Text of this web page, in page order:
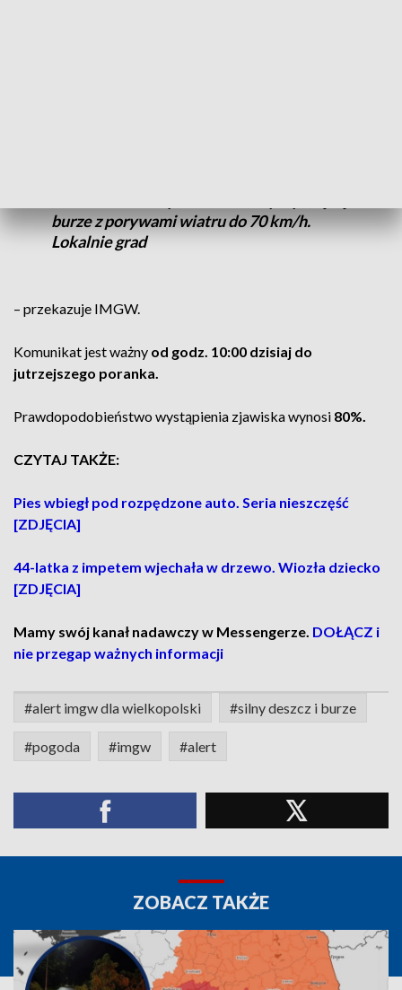
burze z porywami wiatru do 70 km/h.
Lokalnie grad
– przekazuje IMGW.
Komunikat jest ważny od godz. 10:00 dzisiaj do
jutrzejszego poranka.
Prawdopodobieństwo wystąpienia zjawiska wynosi 80%.
CZYTAJ TAKŻE:
Pies wbiegł pod rozpędzone auto. Seria nieszczęść
[ZDJĘCIA]
44-latka z impetem wjechała w drzewo. Wiozła dziecko
[ZDJĘCIA]
Mamy swój kanał nadawczy w Messengerze. DOŁĄCZ i
nie przegap ważnych informacji
#alert imgw dla wielkopolski #silny deszcz i burze
#pogoda #imgw #alert
ZOBACZ TAKŻE